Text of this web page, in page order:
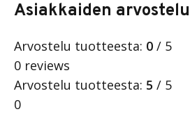
Asiakkaiden
Arvostelu tuotteesta: 0 / 5
0 reviews
Arvostelu tuotteesta: 5 / 5
0